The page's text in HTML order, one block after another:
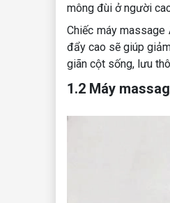
mông đùi ở người
Chiếc máy
đẩy cao sẽ giúp
giãn cột sống, lưu
1.2 Máy